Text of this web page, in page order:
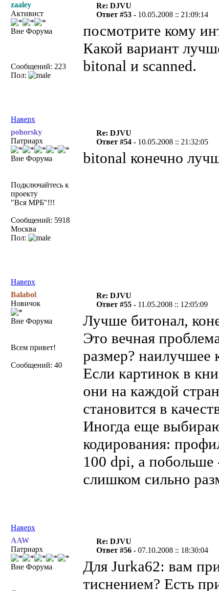
zaaley
Активист
Вне Форума
Сообщений: 223
Пол:
Re: DJVU
Ответ #53 - 10.05.2008 :: 21:09:14
посмотрите кому
Какой вариант
bitonal и scanned.
Наверх
pohorsky
Патриарх
Вне Форума
Подключайтесь к
проекту
"Вся МРБ"!!!
Сообщений: 5918
Москва
Пол:
Re: DJVU
Ответ #54 - 10.05.2008 :: 21:32:05
bitonal конечно
Наверх
Balabol
Новичок
Вне Форума
Всем привет!
Сообщений: 40
Re: DJVU
Ответ #55 - 11.05.2008 :: 12:05:09
Лучше битонал,
Это вечная
размер? наилучшее
Если картинок в
они на каждой
становится в
Иногда еще
кодирования:
100 dpi, а
слишком сильно
Наверх
AAW
Патриарх
Вне Форума
Re: DJVU
Ответ #56 -07.10.2008 :: 18:30:04
Для Jurka62: вам
тиснением? Есть